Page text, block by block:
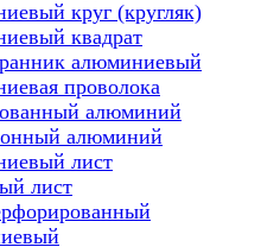
круг (кругляк)
квадрат
алюминиевый
проволока
алюминий
алюминий
лист
лист